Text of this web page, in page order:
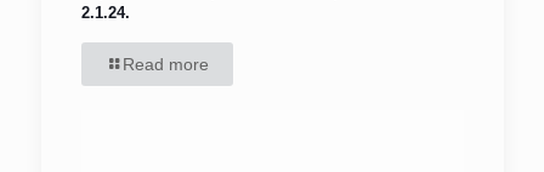
2.1.24.
Read more